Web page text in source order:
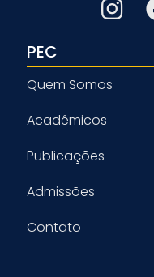
PEC
Quem Somos
Acadêmicos
Publicações
Admissões
Contato